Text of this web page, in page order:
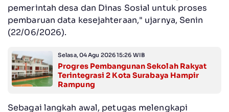
pemerintah desa dan Dinas Sosial untuk proses
pembaruan data kesejahteraan," ujarnya, Senin
(22/06/2026).
Selasa, 04 Agu 2026 15:26 WIB
Progres Pembangunan Sekolah Rakyat
Terintegrasi 2 Kota Surabaya Hampir
Rampung
Sebagai langkah awal, petugas melengkapi